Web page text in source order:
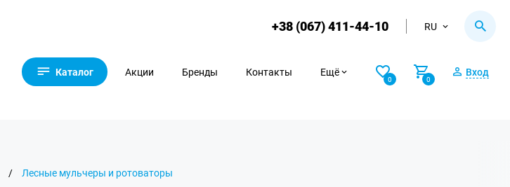
+38 (067) 411-44-10 RU
Каталог Акции Бренды Контакты Ещё
0 0
Вход
/ Лесные мульчеры и ротоваторы